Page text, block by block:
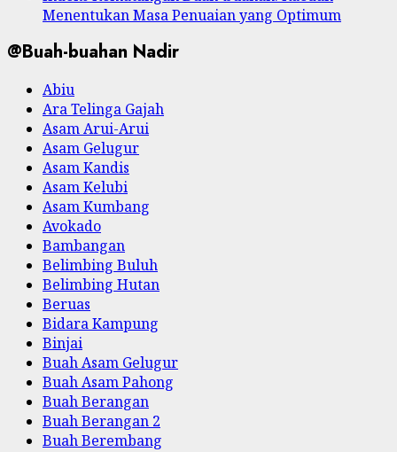
Menentukan Masa Penuaian yang Optimum
@Buah-buahan Nadir
Abiu
Ara Telinga Gajah
Asam Arui-Arui
Asam Gelugur
Asam Kandis
Asam Kelubi
Asam Kumbang
Avokado
Bambangan
Belimbing Buluh
Belimbing Hutan
Beruas
Bidara Kampung
Binjai
Buah Asam Gelugur
Buah Asam Pahong
Buah Berangan
Buah Berangan 2
Buah Berembang